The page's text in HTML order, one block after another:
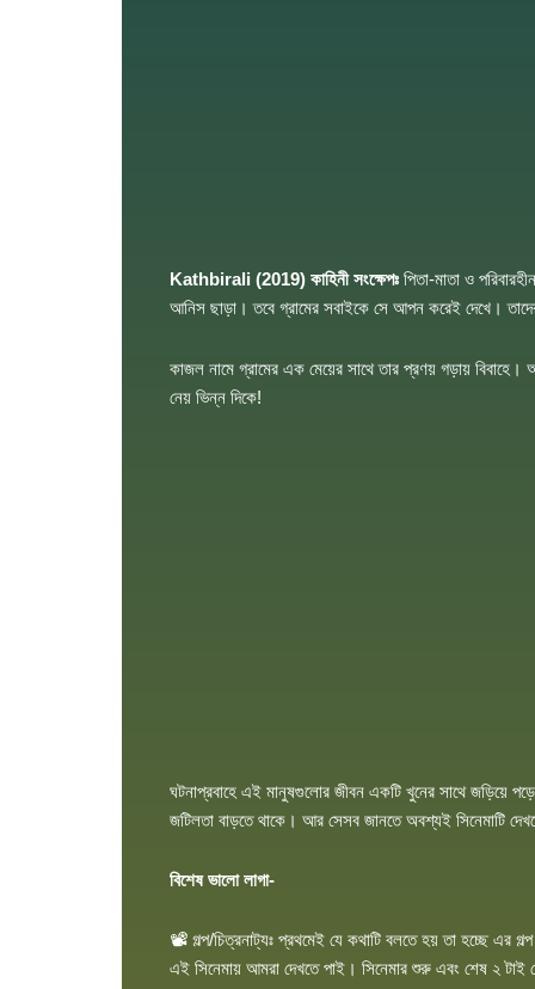
Kathbirali (2019) কাহিনী সংক্ষেপঃ পিতা-মাতা ও
আনিস ছাড়া। তবে গ্রামের সবাইকে সে আপন করেই দেখে। তাদের
কাজল নামে গ্রামের এক মেয়ের সাথে তার প্রণয় গড়ায়
নেয় ভিন্ন দিকে!
ঘটনাপ্রবাহে এই মানুষগুলোর জীবন একটি খুনের সাথে জড়িয়ে
জটিলতা বাড়তে থাকে। আর সেসব জানতে অবশ্যই সিনেমাটি
বিশেষ ভালো লাগা-
📽 গল্প/চিত্রনাট্যঃ প্রথমেই যে কথাটি বলতে হয় তা হচ্ছে এর
এই সিনেমায় আমরা দেখতে পাই। সিনেমার শুরু এবং শেষ ২ টাই